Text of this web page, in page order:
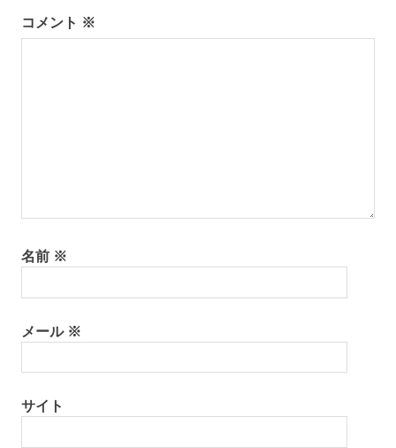
コメント ※
名前 ※
メール ※
サイト